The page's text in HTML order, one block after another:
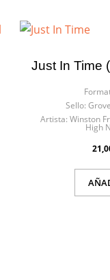
Just In Time
Sello:
Artista: Winston
High